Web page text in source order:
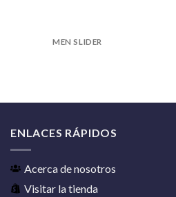
MEN SLIDER
ENLACES RÁPIDOS
Acerca de nosotros
Visitar la tienda